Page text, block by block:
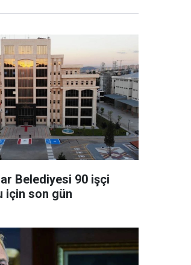
Belediyesi 90 işçi
için son gün